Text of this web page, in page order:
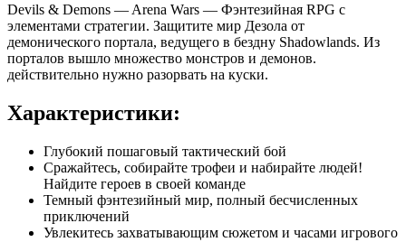
Devils & Demons — Arena Wars — Фэнтезийная RPG с
элементами стратегии. Защитите мир Дезола от
демонического портала, ведущего в бездну Shadowlands. Из
порталов вышло множество монстров и демонов.
действительно нужно разорвать на куски.
Характеристики:
Глубокий пошаговый тактический бой
Сражайтесь, собирайте трофеи и набирайте людей!
Найдите героев в своей команде
Темный фэнтезийный мир, полный бесчисленных
приключений
Увлекитесь захватывающим сюжетом и часами игрового